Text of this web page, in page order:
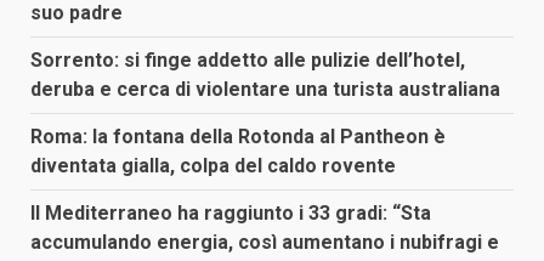
suo padre
Sorrento: si finge addetto alle pulizie dell’hotel,
deruba e cerca di violentare una turista australiana
Roma: la fontana della Rotonda al Pantheon è
diventata gialla, colpa del caldo rovente
Il Mediterraneo ha raggiunto i 33 gradi: “Sta
accumulando energia, così aumentano i nubifragi e